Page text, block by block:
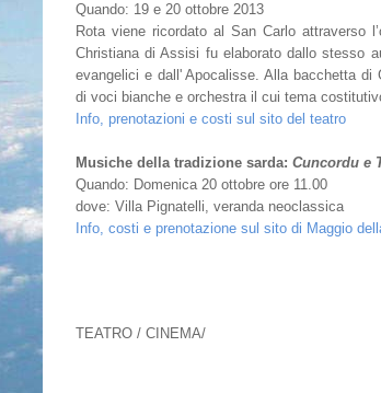
Quando: 19 e 20 ottobre 2013
Rota viene ricordato al San Carlo attraverso
Christiana di Assisi fu elaborato dallo stesso
evangelici e dall' Apocalisse. Alla bacchetta
di voci bianche e orchestra il cui tema
Info, prenotazioni e costi sul sito del teatro
Musiche della tradizione sarda: Cuncordu e
Quando: Domenica 20 ottobre ore 11.00
dove: Villa Pignatelli, veranda neoclassica
Info, costi e prenotazione sul sito di Maggio
TEATRO / CINEMA/